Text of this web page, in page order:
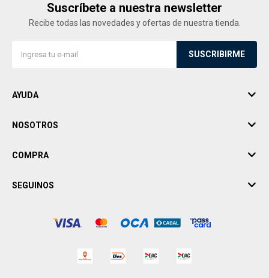
Suscríbete a nuestra newsletter
Recibe todas las novedades y ofertas de nuestra tienda.
SUSCRIBIRME
AYUDA
NOSOTROS
COMPRA
SEGUINOS